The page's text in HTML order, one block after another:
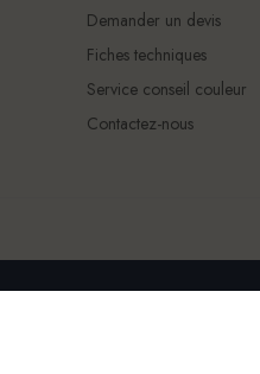
Demander un devis
Fiches techniques
Service conseil couleur
Contactez-nous